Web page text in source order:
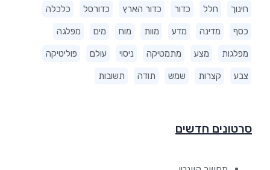
חינוך חלל כדור כדור הארץ כדורסל כלכלה
כסף מדינה מדע מוות מוח מים מפלגה
מפלגות מצע מתמטיקה ניסוי עולם פוליטיקה
צבע קצרות שמש תודה תשובות
סרטונים חדשים